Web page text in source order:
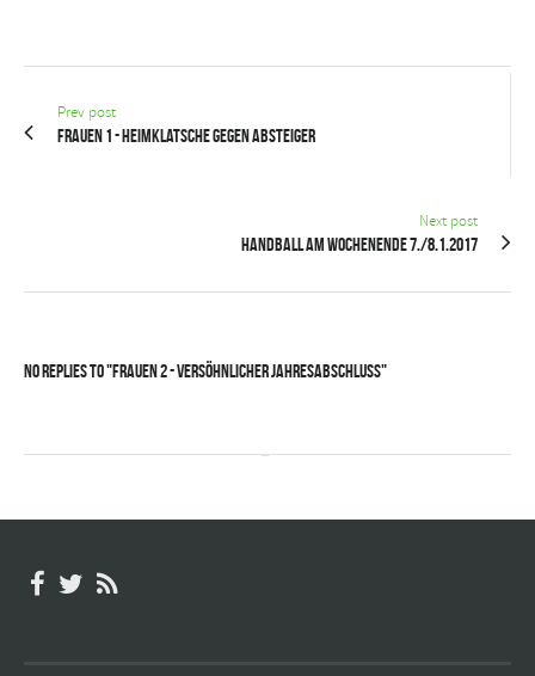
Prev post
Frauen 1 - Heimklatsche gegen Absteiger
Next post
Handball am Wochenende 7./8.1.2017
No Replies to "Frauen 2 - Versöhnlicher Jahresabschluss"